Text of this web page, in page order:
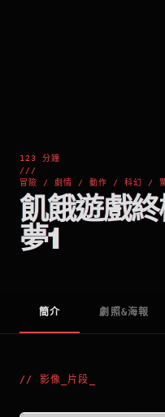
123 分鐘
///
冒險 / 劇情 / 動作 / 科幻 /
飢餓遊戲
夢1
簡介 劇照&海報
// 影像_片段